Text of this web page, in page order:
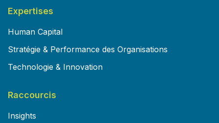
Expertises
Human Capital
Stratégie & Performance des Organisations
Technologie & Innovation
Raccourcis
Insights